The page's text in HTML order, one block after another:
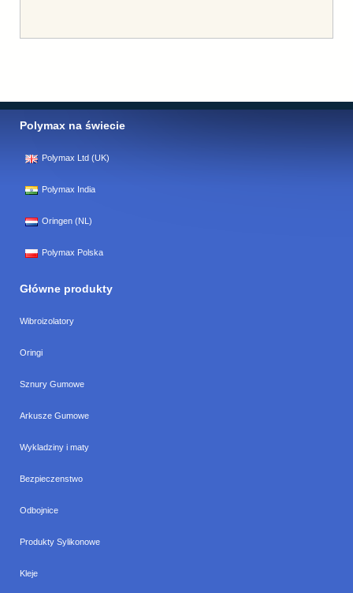
Polymax na świecie
Polymax Ltd (UK)
Polymax India
Oringen (NL)
Polymax Polska
Główne produkty
Wibroizolatory
Oringi
Sznury Gumowe
Arkusze Gumowe
Wykladziny i maty
Bezpieczenstwo
Odbojnice
Produkty Sylikonowe
Kleje